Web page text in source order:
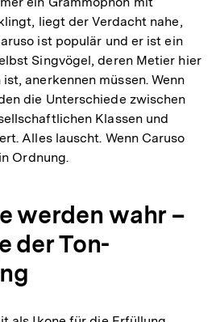
liegt der Verdacht nahe,
ist populär und er ist ein
Singvögel, deren Metier hier
anerkennen müssen. Wenn
die Unterschiede zwischen
Klassen und
Alles lauscht. Wenn Caruso
Ordnung.
werden wahr –
der Ton­